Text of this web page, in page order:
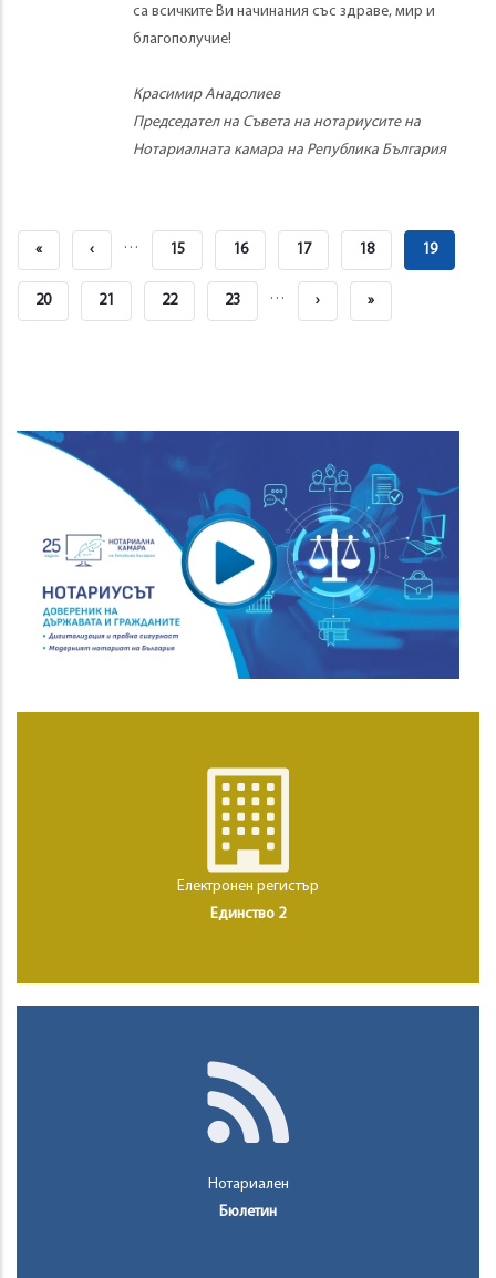
са всичките Ви начинания със здраве, мир и
благополучие!
Красимир Анадолиев
Председател на Съвета на нотариусите на
Нотариалната камара на Република България
First
Page
« Previous
Page
‹ … Страница
15 Страница
16 Страница
17 Страница
18 Current
19
Страница
20 Страница
21 Страница
22 Страница
23 … Next
› Last
»
Електронен регистър
Единство 2
Нотариален
Бюлетин